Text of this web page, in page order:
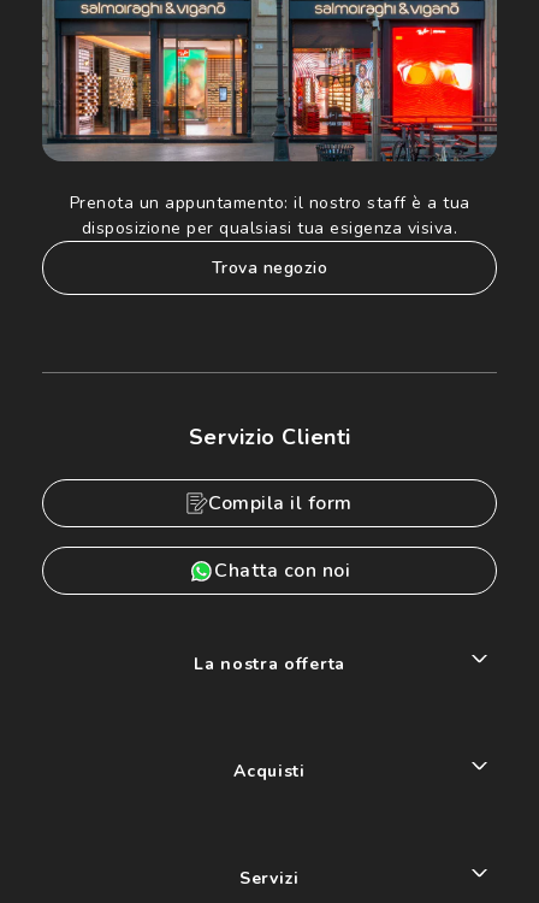
Prenota un appuntamento: il nostro staff è a tua
disposizione per qualsiasi tua esigenza visiva.
trova negozio
Servizio Clienti
Compila il form
Chatta con noi
La nostra offerta
Acquisti
Servizi